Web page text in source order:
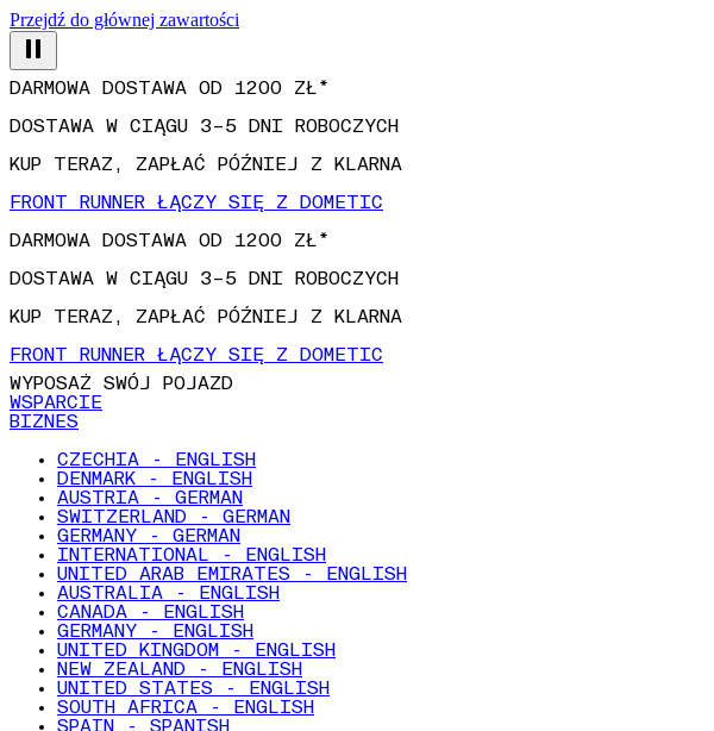
Przejdź do głównej zawartości
DARMOWA DOSTAWA OD 1200 ZŁ*
DOSTAWA W CIĄGU 3–5 DNI ROBOCZYCH
KUP TERAZ, ZAPŁAĆ PÓŹNIEJ Z KLARNA
FRONT RUNNER ŁĄCZY SIĘ Z DOMETIC
DARMOWA DOSTAWA OD 1200 ZŁ*
DOSTAWA W CIĄGU 3–5 DNI ROBOCZYCH
KUP TERAZ, ZAPŁAĆ PÓŹNIEJ Z KLARNA
FRONT RUNNER ŁĄCZY SIĘ Z DOMETIC
WYPOSAŻ SWÓJ POJAZD
WSPARCIE
BIZNES
CZECHIA - ENGLISH
DENMARK - ENGLISH
AUSTRIA - GERMAN
SWITZERLAND - GERMAN
GERMANY - GERMAN
INTERNATIONAL - ENGLISH
UNITED ARAB EMIRATES - ENGLISH
AUSTRALIA - ENGLISH
CANADA - ENGLISH
GERMANY - ENGLISH
UNITED KINGDOM - ENGLISH
NEW ZEALAND - ENGLISH
UNITED STATES - ENGLISH
SOUTH AFRICA - ENGLISH